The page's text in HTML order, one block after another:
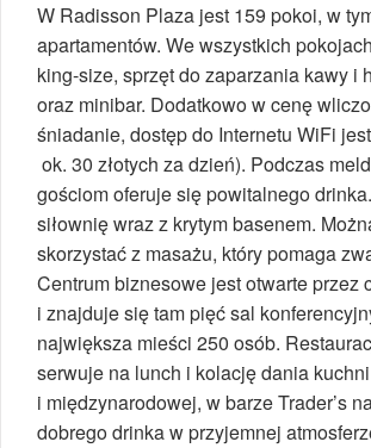
W Radisson Plaza jest 159 pokoi, w
apartamentów. We wszystkich
king-size, sprzęt do zaparzania kawy i
oraz minibar. Dodatkowo w cenę
śniadanie, dostęp do Internetu WiFi
ok. 30 złotych za dzień). Podczas
gościom oferuje się powitalnego
siłownię wraz z krytym basenem.
skorzystać z masażu, który pomaga
Centrum biznesowe jest otwarte przez
i znajduje się tam pięć sal
największa mieści 250 osób.
serwuje na lunch i kolację dania
i międzynarodowej, w barze Trader’s
dobrego drinka w przyjemnej